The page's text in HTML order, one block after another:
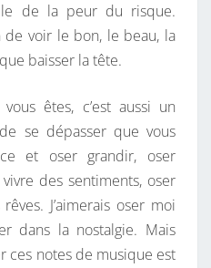
de la peur du risque.
de voir le bon, le beau, la
baisser la tête.
êtes, c’est aussi un
se dépasser que vous
et oser grandir, oser
des sentiments, oser
J’aimerais oser moi
dans la nostalgie. Mais
ces notes de musique est